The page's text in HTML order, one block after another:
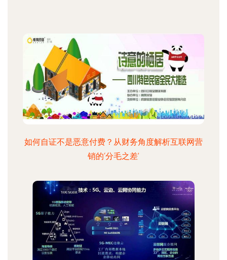
如何自证不是恶意付费？从财务角度解析互联网营
销的‘分毛之差’